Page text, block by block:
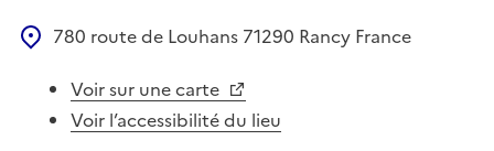
780 route de Louhans 71290 Rancy France
Voir sur une carte
Voir l’accessibilité du lieu